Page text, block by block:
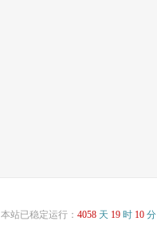
本站已稳定运行： 4058天 19时 10分